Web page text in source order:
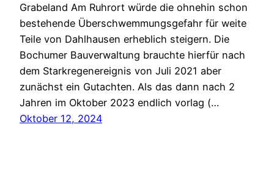
Grabeland Am Ruhrort würde die ohnehin schon
bestehende Überschwemmungsgefahr für weite
Teile von Dahlhausen erheblich steigern. Die
Bochumer Bauverwaltung brauchte hierfür nach
dem Starkregenereignis von Juli 2021 aber
zunächst ein Gutachten. Als das dann nach 2
Jahren im Oktober 2023 endlich vorlag (…
Oktober 12, 2024